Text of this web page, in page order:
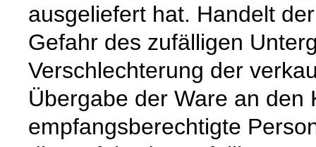
ausgeliefert hat. Handelt
Gefahr des zufälligen
Verschlechterung der
Übergabe der Ware an den
empfangsberechtigte